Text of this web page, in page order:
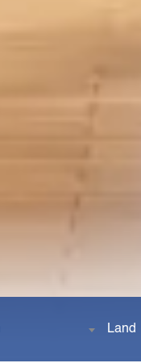
Land